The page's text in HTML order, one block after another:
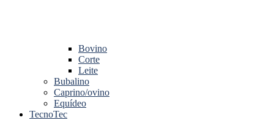
Bovino
Corte
Leite
Bubalino
Caprino/ovino
Equídeo
TecnoTec